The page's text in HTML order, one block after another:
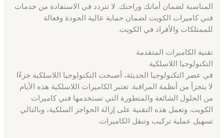
المناسبة لضمان أمانك وراحتك. لا تتردد في الاستفادة من خدمات
فني كاميرات الكويت لضمان حماية عالية الجودة وفعالة
للممتلكات والأفراد في الكويت.
تقنية الكاميرات المتقدمة
التكنولوجيا اللاسلكية
في عصر التكنولوجيا الحديثة، أصبحت التكنولوجيا اللاسلكية جزءًا
لا يتجزأ من أنظمة المراقبة. تعتبر الكاميرات اللاسلكية هذه الأيام
من الحلول الشائعة والمتطورة التي تستخدمها فني كاميرات
الكويت. وتعمل هذه التقنية على إزالة الحواجز السلكية، وبالتالي
تسهيل عملية تركيب وتنقل الكاميرات.